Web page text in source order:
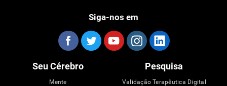
Siga-nos em
Seu Cérebro
Mente
Pesquisa
Validação Terapêutica Digital